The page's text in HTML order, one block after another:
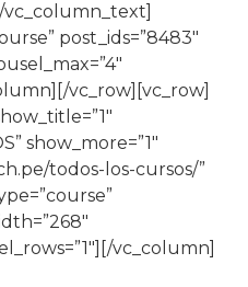
post_ids=”8483″
vc_row][vc_row]
show_more=”1″
todos-los-cursos/”
vc_column]